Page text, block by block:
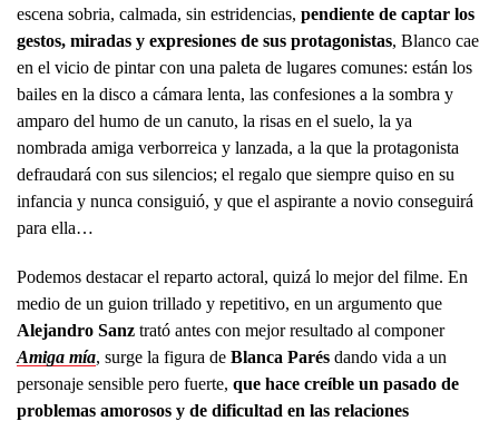
escena sobria, calmada, sin estridencias, pendiente de captar los
gestos, miradas y expresiones de sus protagonistas, Blanco cae
en el vicio de pintar con una paleta de lugares comunes: están los
bailes en la disco a cámara lenta, las confesiones a la sombra y
amparo del humo de un canuto, la risas en el suelo, la ya
nombrada amiga verborreica y lanzada, a la que la protagonista
defraudará con sus silencios; el regalo que siempre quiso en su
infancia y nunca consiguió, y que el aspirante a novio conseguirá
para ella…
Podemos destacar el reparto actoral, quizá lo mejor del filme. En
medio de un guion trillado y repetitivo, en un argumento que
Alejandro Sanz trató antes con mejor resultado al componer
Amiga mía, surge la figura de Blanca Parés dando vida a un
personaje sensible pero fuerte, que hace creíble un pasado de
problemas amorosos y de dificultad en las relaciones